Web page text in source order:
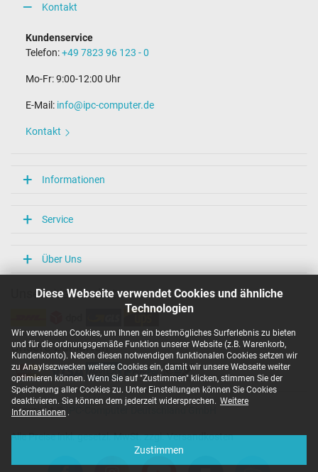
Diese Webseite verwendet Cookies und ähnliche
Technologien
Wir verwenden Cookies, um Ihnen ein bestmögliches Surferlebnis zu bieten
und für die ordnungsgemäße Funktion unserer Website (z.B. Warenkorb,
Kundenkonto). Neben diesen notwendigen funktionalen Cookies setzen wir
zu Anaylsezwecken weitere Cookies ein, damit wir unsere Webseite weiter
optimieren können. Wenn Sie auf "Zustimmen" klicken, stimmen Sie der
Speicherung aller Cookies zu. Unter Einstellungen können Sie Cookies
deaktivieren. Sie können dem jederzeit widersprechen. Weitere
Informationen .
Zustimmen
Kontakt
Kundenservice
Telefon:+49 7823 96 123 - 0
Mo-Fr: 9:00-12:00 Uhr
E-Mail: info@ipc-computer.de
Kontakt
Informationen
Service
Über Uns
Unsere Versandarten
Unsere Zahlarten
Copyright ©
Alle Preise inkl. gesetzl. MwSt. zzgl. Versandkosten